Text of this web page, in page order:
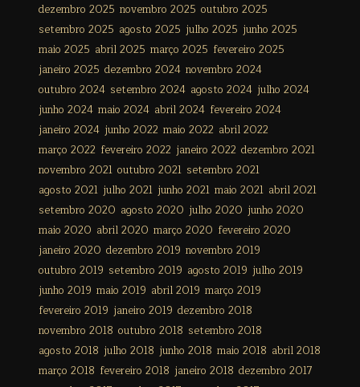
dezembro 2025 novembro 2025 outubro 2025
setembro 2025 agosto 2025 julho 2025 junho 2025
maio 2025 abril 2025 março 2025 fevereiro 2025
janeiro 2025 dezembro 2024 novembro 2024
outubro 2024 setembro 2024 agosto 2024 julho 2024
junho 2024 maio 2024 abril 2024 fevereiro 2024
janeiro 2024 junho 2022 maio 2022 abril 2022
março 2022 fevereiro 2022 janeiro 2022 dezembro 2021
novembro 2021 outubro 2021 setembro 2021
agosto 2021 julho 2021 junho 2021 maio 2021 abril 2021
setembro 2020 agosto 2020 julho 2020 junho 2020
maio 2020 abril 2020 março 2020 fevereiro 2020
janeiro 2020 dezembro 2019 novembro 2019
outubro 2019 setembro 2019 agosto 2019 julho 2019
junho 2019 maio 2019 abril 2019 março 2019
fevereiro 2019 janeiro 2019 dezembro 2018
novembro 2018 outubro 2018 setembro 2018
agosto 2018 julho 2018 junho 2018 maio 2018 abril 2018
março 2018 fevereiro 2018 janeiro 2018 dezembro 2017